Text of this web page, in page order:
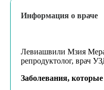
Информация о враче
Левиашвили Мзия
репродуктолог, врач
Заболевания,